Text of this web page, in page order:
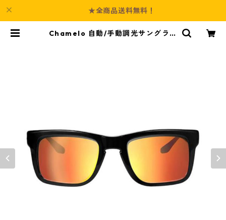
★全商品送料無料！
Chamelo 自動/手動調光サングラス